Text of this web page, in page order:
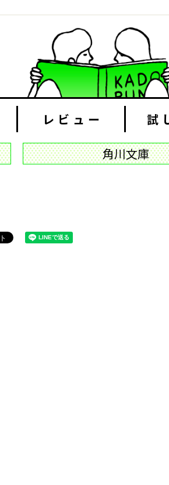
レビュー 試
角川文庫